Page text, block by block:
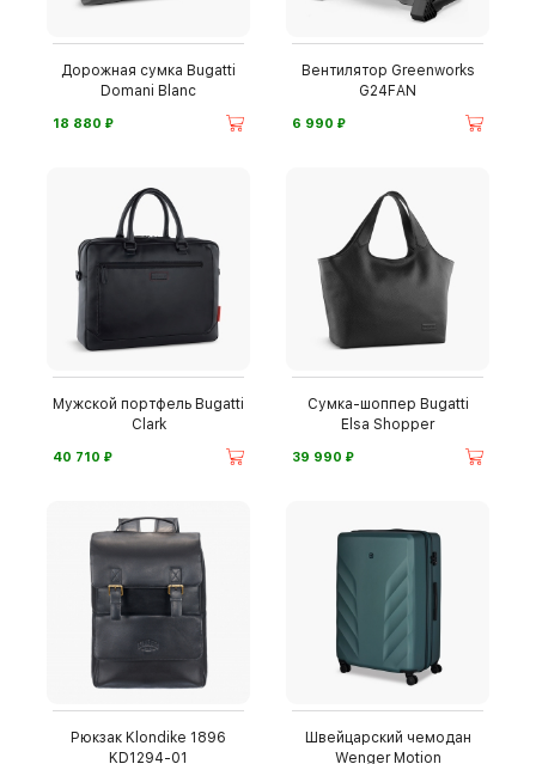
Дорожная сумка Bugatti
Domani Blanc
18 880 ⃏
Вентилятор Greenworks
G24FAN
6 990 ⃏
Мужской портфель Bugatti
Clark
40 710 ⃏
Сумка-шоппер Bugatti
Elsa Shopper
39 990 ⃏
Рюкзак Klondike 1896
KD1294-01
Швейцарский чемодан
Wenger Motion